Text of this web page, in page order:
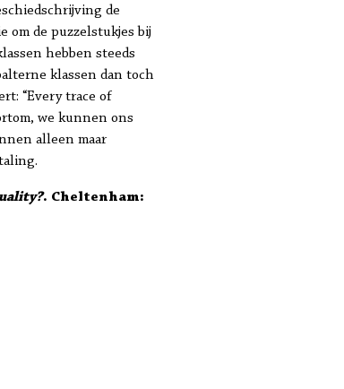
de
om de puzzelstukjes bij
hebben steeds
klassen dan toch
“Every trace of
we kunnen ons
alleen maar
. Cheltenham: